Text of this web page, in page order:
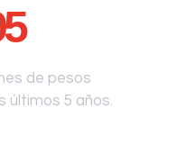
de pesos
últimos 5 años.